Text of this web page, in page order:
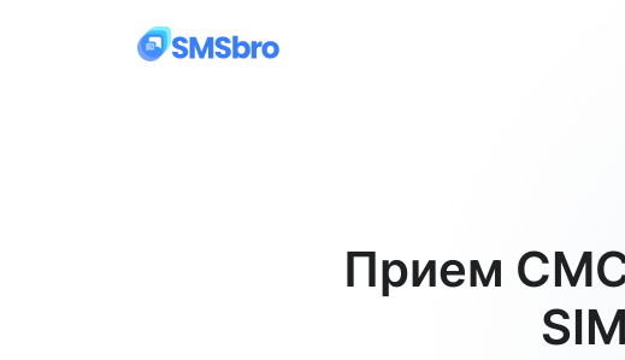
Прием СМС